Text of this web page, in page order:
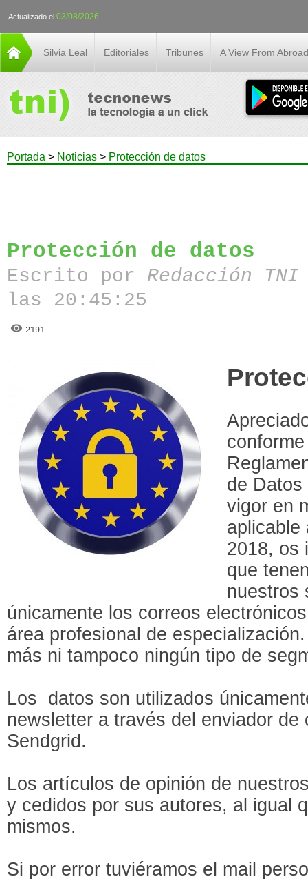
Actualizado el 03/08/2026
Silvia Leal Editoriales Tribunes A View From Abroad
Portada > Noticias > Protección de datos
Protección de datos
Escrito por Redacción
las 20:45:25
2191
de
vigor en
aplicable
2018, os
que
nuestros
únicamente los correos
área profesional de
más ni tampoco ningún tipo de
Los datos son utilizados
newsletter a través del enviador de
Sendgrid.
Los artículos de opinión de
y cedidos por sus autores, al igual
mismos.
Si por error tuviéramos el mail